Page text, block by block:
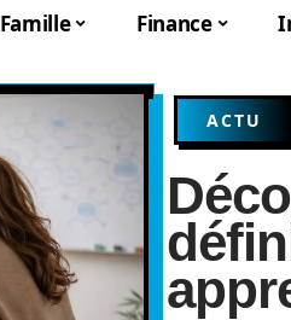
Famille Finance
ACTU